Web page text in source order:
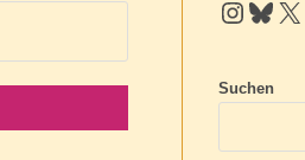
Instagram
Bluesky
X
Suchen